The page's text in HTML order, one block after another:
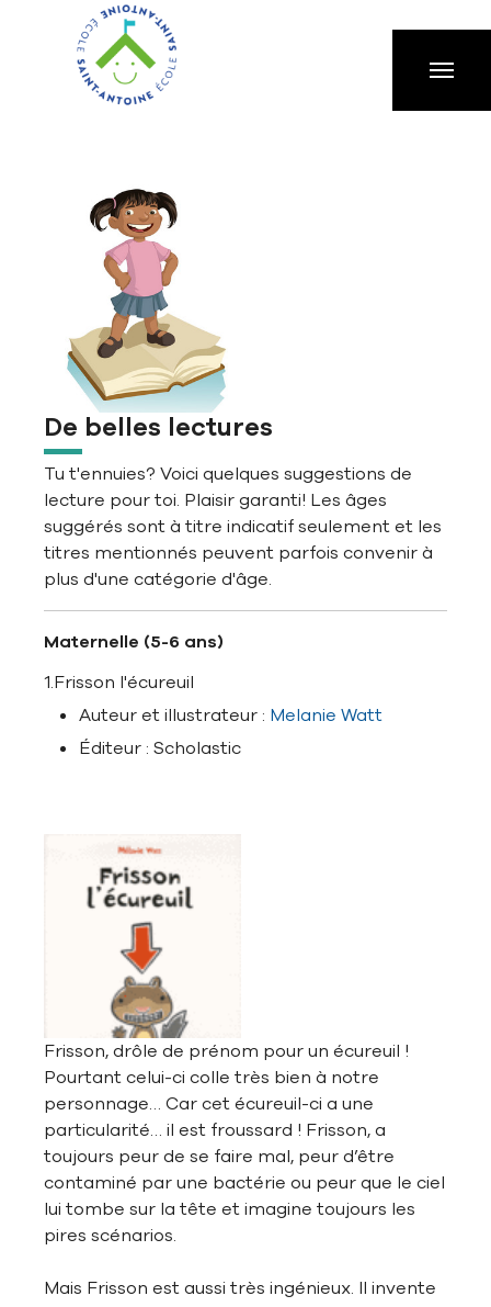
Aller à la navigation principale
Aller au contenu principal
Passer au pied de page
De belles lectures
Tu t'ennuies? Voici quelques suggestions de
lecture pour toi. Plaisir garanti! Les âges
suggérés sont à titre indicatif seulement et les
titres mentionnés peuvent parfois convenir à
plus d'une catégorie d'âge.
Maternelle (5-6 ans)
1.Frisson l'écureuil
Auteur et illustrateur : Melanie Watt
Éditeur : Scholastic
Frisson, drôle de prénom pour un écureuil !
Pourtant celui-ci colle très bien à notre
personnage… Car cet écureuil-ci a une
particularité… il est froussard ! Frisson, a
toujours peur de se faire mal, peur d’être
contaminé par une bactérie ou peur que le ciel
lui tombe sur la tête et imagine toujours les
pires scénarios.
Mais Frisson est aussi très ingénieux. Il invente